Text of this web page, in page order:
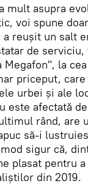
mult asupra
voi spune
reușit un salt
de
Megafon", la
priceput,
urbei și ale
este afectată
rând, are
să-i
sigur că,
plasat pentru
din 2019.